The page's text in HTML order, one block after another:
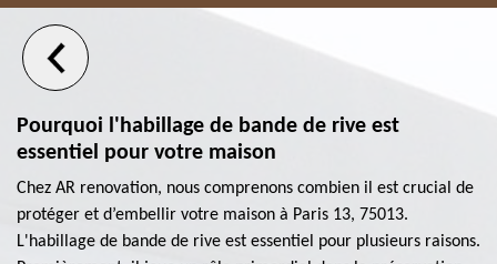
Pourquoi l'habillage de bande de rive est
essentiel pour votre maison
Chez AR renovation, nous comprenons combien il est crucial de
protéger et d’embellir votre maison à Paris 13, 75013.
L'habillage de bande de rive est essentiel pour plusieurs raisons.